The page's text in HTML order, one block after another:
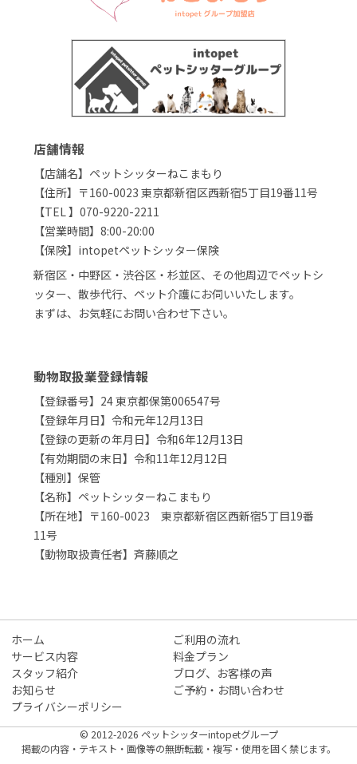
店舗情報
【店舗名】ペットシッターねこまもり
【住所】〒160-0023 東京都新宿区西新宿5丁目19番11号
【TEL 】070-9220-2211
【営業時間】8:00-20:00
【保険】intopetペットシッター保険
新宿区・中野区・渋谷区・杉並区、その他周辺でペットシ
ッター、散歩代行、ペット介護にお伺いいたします。
まずは、お気軽にお問い合わせ下さい。
動物取扱業登録情報
【登録番号】24 東京都保第006547号
【登録年月日】令和元年12月13日
【登録の更新の年月日】令和6年12月13日
【有効期間の末日】令和11年12月12日
【種別】保管
【名称】ペットシッターねこまもり
【所在地】〒160-0023 東京都新宿区西新宿5丁目19番
11号
【動物取扱責任者】斉藤順之
ホーム
ご利用の流れ
サービス内容
料金プラン
スタッフ紹介
ブログ、お客様の声
お知らせ
ご予約・お問い合わせ
プライバシーポリシー
© 2012-2026 ペットシッターintopetグループ
掲載の内容・テキスト・画像等の無断転載・複写・使用を固く禁じます。